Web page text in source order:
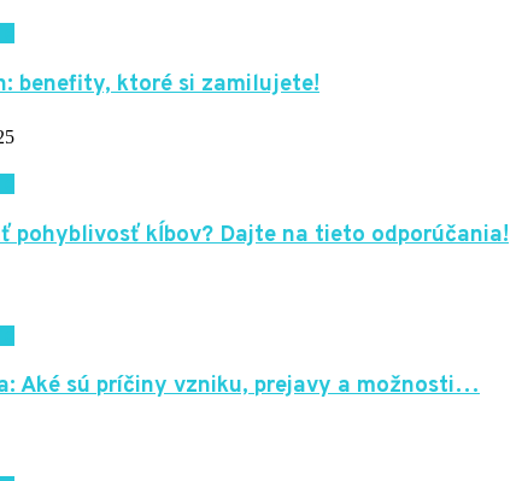
benefity, ktoré si zamilujete!
pohyblivosť kĺbov? Dajte na tieto odporúčania!
Aké sú príčiny vzniku, prejavy a možnosti…